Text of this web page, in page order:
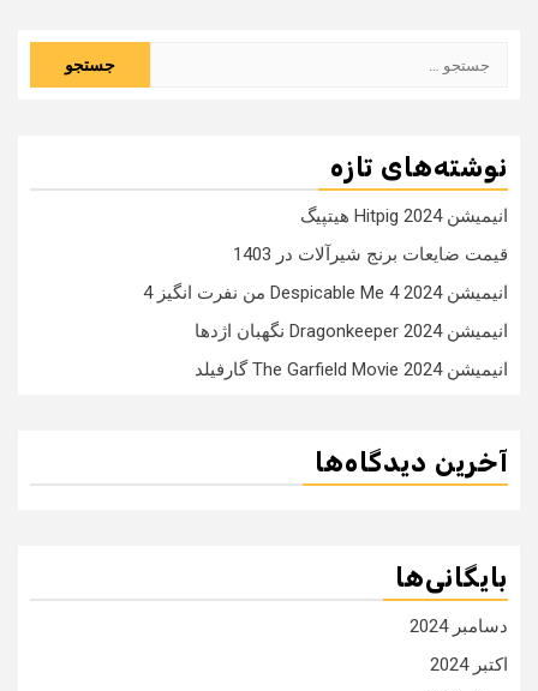
نوشته‌های تازه
انیمیشن Hitpig 2024 هیتپیگ
قیمت ضایعات برنج شیرآلات در 1403
انیمیشن Despicable Me 4 2024 من نفرت انگیز 4
انیمیشن Dragonkeeper 2024 نگهبان اژدها
انیمیشن The Garfield Movie 2024 گارفیلد
آخرین دیدگاه‌ها
بایگانی‌ها
دسامبر 2024
اکتبر 2024